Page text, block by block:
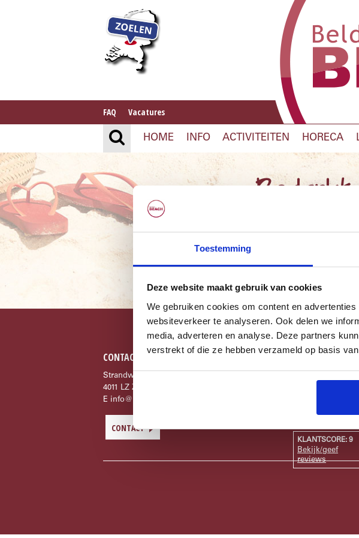
Toestemming
Deze website maakt gebruik van cookies
We gebruiken cookies om content en
websiteverkeer te analyseren. Ook delen we
media, adverteren en analyse. Deze partners
verstrekt of die ze hebben verzameld op basis
FAQ Vacatures
HOME INFO ACTIVITEITEN HORECA
Bedankt
Op werkdagen
KLANTSCORE: 9
Bekijk/geef
reviews
CONTACTGEGEVENS
Strandweg 1
4011 LZ Zoelen
E info@beldertbeach.nl
CONTACT